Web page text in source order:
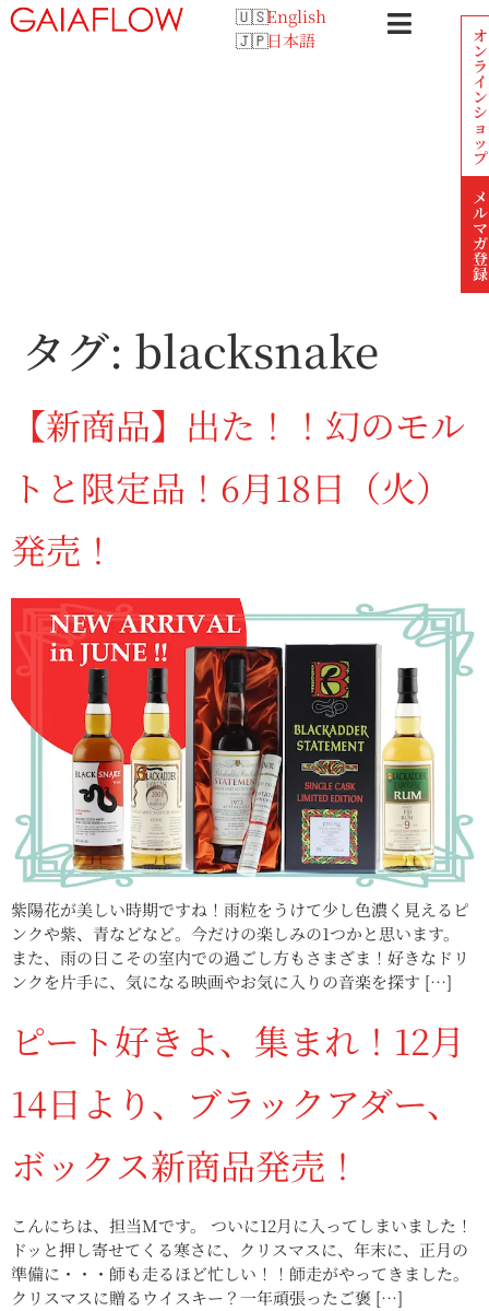
English
日本語
オ
ン
ラ
イ
ン
シ
ョ
ッ
プ
メ
ル
マ
ガ
登
録
タグ: blacksnake
【新商品】出た！！幻のモル
トと限定品！6月18日（火）
発売！
紫陽花が美しい時期ですね！雨粒をうけて少し色濃く見えるピ
ンクや紫、青などなど。今だけの楽しみの1つかと思います。
また、雨の日こその室内での過ごし方もさまざま！好きなドリ
ンクを片手に、気になる映画やお気に入りの音楽を探す […]
ピート好きよ、集まれ！12月
14日より、ブラックアダー、
ボックス新商品発売！
こんにちは、担当Mです。 ついに12月に入ってしまいました！
ドッと押し寄せてくる寒さに、クリスマスに、年末に、正月の
準備に・・・師も走るほど忙しい！！師走がやってきました。
クリスマスに贈るウイスキー？一年頑張ったご褒 […]